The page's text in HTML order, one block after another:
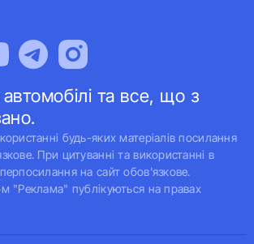
та все, що з
будь-яких матеріалів посилання
При цитуванні та використанні в
на сайт обов'язкове.
"Реклама" публікуються на правах